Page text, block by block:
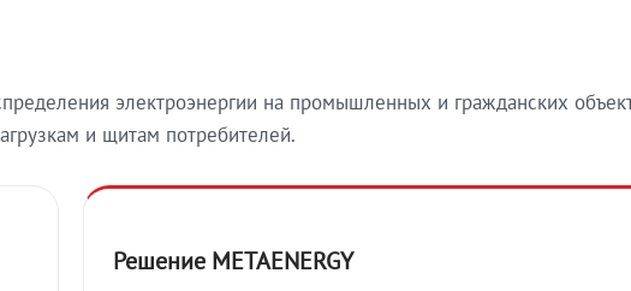
электроэнергии на промышленных и гражданских
и щитам потребителей.
Решение METAENERGY